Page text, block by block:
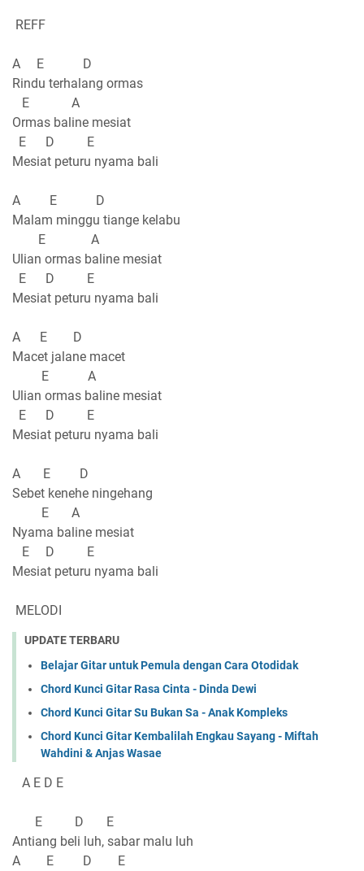
REFF
A E D
Rindu terhalang ormas
E A
Ormas baline mesiat
E D E
Mesiat peturu nyama bali
A E D
Malam minggu tiange kelabu
E A
Ulian ormas baline mesiat
E D E
Mesiat peturu nyama bali
A E D
Macet jalane macet
E A
Ulian ormas baline mesiat
E D E
Mesiat peturu nyama bali
A E D
Sebet kenehe ningehang
E A
Nyama baline mesiat
E D E
Mesiat peturu nyama bali
MELODI
UPDATE TERBARU
Belajar Gitar untuk Pemula dengan Cara Otodidak
Chord Kunci Gitar Rasa Cinta - Dinda Dewi
Chord Kunci Gitar Su Bukan Sa - Anak Kompleks
Chord Kunci Gitar Kembalilah Engkau Sayang - Miftah
Wahdini & Anjas Wasae
A E D E
E D E
Antiang beli luh, sabar malu luh
A E D E